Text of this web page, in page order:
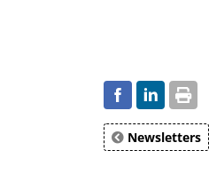
Newsletters